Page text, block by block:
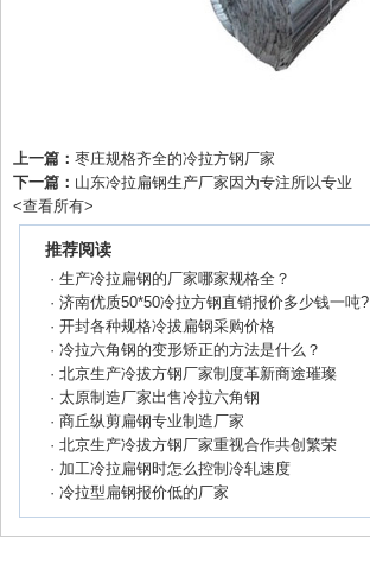
上一篇：枣庄规格齐全的冷拉方钢厂家
下一篇： 山东冷拉扁钢生产厂家因为专注所以专业
<查看所有>
推荐阅读
·生产冷拉扁钢的厂家哪家规格全？
·济南优质50*50冷拉方钢直销报价多少钱一吨?
·开封各种规格冷拔扁钢采购价格
·冷拉六角钢的变形矫正的方法是什么？
·北京生产冷拔方钢厂家制度革新商途璀璨
·太原制造厂家出售冷拉六角钢
·商丘纵剪扁钢专业制造厂家
·北京生产冷拔方钢厂家重视合作共创繁荣
· 加工冷拉扁钢时怎么控制冷轧速度
·冷拉型扁钢报价低的厂家